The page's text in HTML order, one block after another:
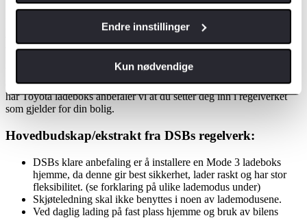
Endre innstillinger
Kun nødvendige
Informasjon vedrørende lading av Plug-in
Hybrider og Elektriske biler
Våre anbefalinger er i tråd med Direktoratet for samfunnssikkerhet
og beredskap (DSB), og kan leses i sin helhether. Dersom du ikke
har Toyota ladeboks anbefaler vi at du setter deg inn i regelverket
som gjelder for din bolig.
Hovedbudskap/ekstrakt fra DSBs regelverk:
DSBs klare anbefaling er å installere en Mode 3 ladeboks
hjemme, da denne gir best sikkerhet, lader raskt og har stor
fleksibilitet. (se forklaring på ulike lademodus under)
Skjøteledning skal ikke benyttes i noen av lademodusene.
Ved daglig lading på fast plass hjemme og bruk av bilens